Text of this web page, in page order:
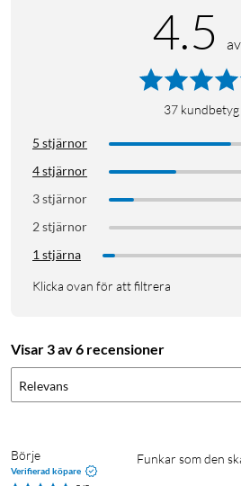
4.5
37 kundbetyg
5 stjärnor
4 stjärnor
3 stjärnor
2 stjärnor
1 stjärna
Klicka ovan för att filtrera
Visar 3 av 6 recensioner
Relevans
Börje
Verifierad köpare
Funkar som den